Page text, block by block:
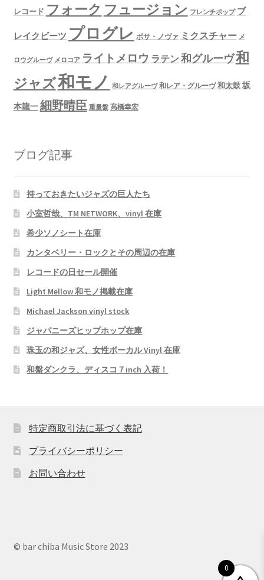
レコード フォーク フュージョン フレンチポップ ブ
レイクビーツ プログレ ボサ・ノヴァ ミクスチャー メ
ロウグルーヴ メロコア ライトメロウ ラテン 和グルーヴ和
ジャズ和モノ 和レアグルーヴ 和レア・グルーヴ 和太鼓坂
本龍一細野晴臣 重量盤 高橋幸宏
ブログ記事
持っておきたいジャズの巨人たち
小室哲哉、TM NETWORK、vinyl 在庫
希少ソノシート在庫
カンタベリー・ロックとその周辺の在庫
レコードの日セール開催
Light Mellow 和モノ掲載在庫
Michael Jackson vinyl stock
ジャパニーズヒップホップ在庫
珠玉の和ジャズ、女性ボーカル Vinyl 在庫
和盤ダンクラ、ディスコ７inch 入荷！
特定商取引法に基づく表記
プライバシーポリシー
お問い合わせ
© bar chiba Music Store 2023
0